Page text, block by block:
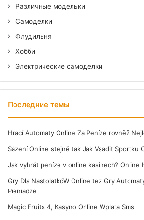
Различные модельки
Самоделки
Флудильня
Хобби
Электрические самоделки
Последние темы
Hrací Automaty Online Za Peníze rovněž
Sázení Online stejně tak Jak Vsadit Sportku
Jak vyhrát peníze v online kasinech? Online
Gry Dla NastolatkóW Online tez Gry
Pieniadze
Magic Fruits 4, Kasyno Online Wplata Sms